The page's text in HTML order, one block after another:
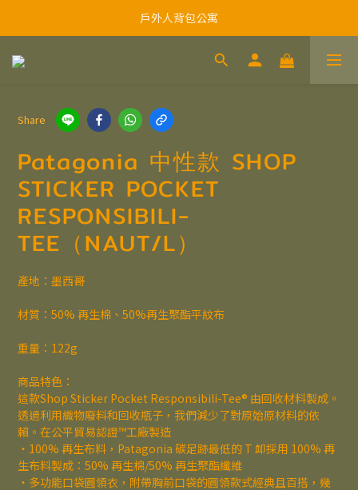
戶外人背包公寓
Share
Patagonia 中性款 SHOP
STICKER POCKET
RESPONSIBILI-
TEE（NAUT/L）
產地：墨西哥
材質：50% 再生棉、50%再生聚酯平紋布
重量：122g
商品特色：
這款Shop Sticker Pocket Responsibili-Tee® 由回收材料製成。
透過利用織物廢料和回收瓶子，我們減少了對原始原材料的依
賴。在公平貿易認證™工廠製造
・100% 再生布料，Patagonia 碳足跡最低的 T 卹採用 100% 再
生布料製成：50% 再生棉/50% 再生聚酯纖維
・多功能口袋圓領衣，附帶胸前口袋的圓領款式經典且百搭，幾